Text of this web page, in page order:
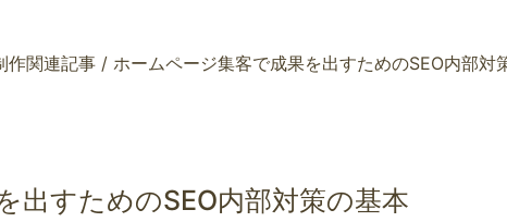
作関連記事 / ホームページ集客で成果を出すためのSEO内部対
出すためのSEO内部対策の基本